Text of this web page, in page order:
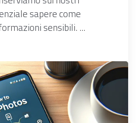
sapere come
sensibili. ...